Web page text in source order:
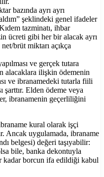
bazında ayrı ayrı
şeklindeki genel ifadeler
tazminatı, ihbar
ücreti gibi her bir alacak ayrı
brüt miktarı açıkça
ve gerçek tutara
alacaklara ilişkin ödemenin
ve ibranamedeki tutarla fiili
şarttır. Elden ödeme veya
ibranamenin geçerliliğini
kural olarak işçi
Ancak uygulamada, ibraname
belgesi) değeri taşıyabilir:
bile, banka dekontuyla
kadar borcun ifa edildiği kabul